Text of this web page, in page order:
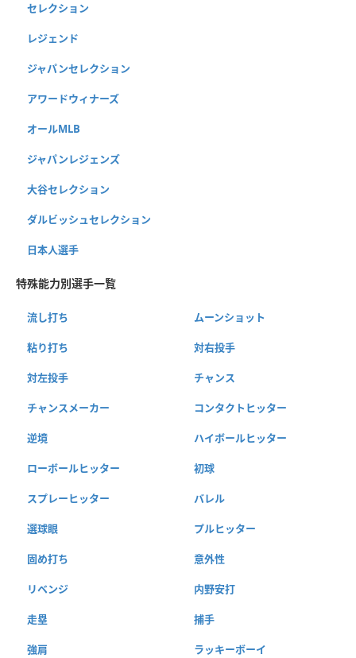
セレクション
レジェンド
ジャパンセレクション
アワードウィナーズ
オールMLB
ジャパンレジェンズ
大谷セレクション
ダルビッシュセレクション
日本人選手
特殊能力別選手一覧
流し打ち ムーンショット
粘り打ち 対右投手
対左投手 チャンス
チャンスメーカー コンタクトヒッター
逆境 ハイボールヒッター
ローボールヒッター 初球
スプレーヒッター バレル
選球眼 プルヒッター
固め打ち 意外性
リベンジ 内野安打
走塁 捕手
強肩 ラッキーボーイ